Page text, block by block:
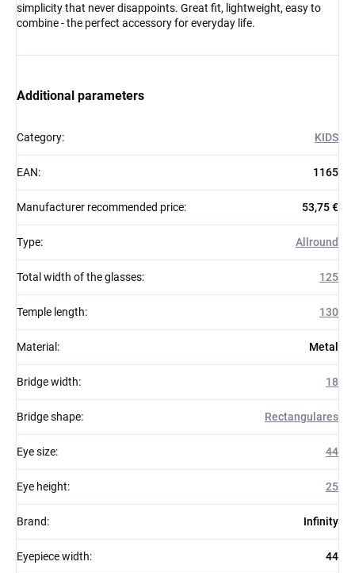
simplicity that never disappoints. Great fit, lightweight, easy to
combine - the perfect accessory for everyday life.
Additional parameters
Category: KIDS
EAN: 1165
Manufacturer recommended price: 53,75 €
Type: Allround
Total width of the glasses: 125
Temple length: 130
Material : Metal
Bridge width: 18
Bridge shape: Rectangulares
Eye size: 44
Eye height: 25
Brand: Infinity
Eyepiece width: 44